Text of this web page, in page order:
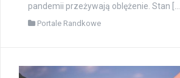
pandemii przeżywają oblężenie. Stan […]
Portale Randkowe